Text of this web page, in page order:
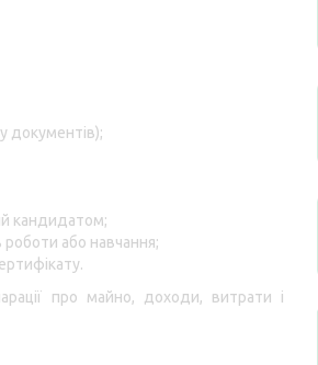
документів);
кандидатом;
роботи або навчання;
про майно, доходи, витрати і